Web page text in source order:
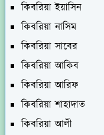
কিবরিয়া ইয়াসিন
কিবরিয়া নাসিম
কিবরিয়া সাবের
কিবরিয়া আকিব
কিবরিয়া আরিফ
কিবরিয়া শাহাদাত
কিবরিয়া আলী